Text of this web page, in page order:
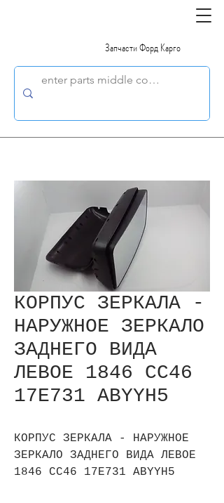
Запчасти Форд Карго
КОРПУС ЗЕРКАЛА -
НАРУЖНОЕ ЗЕРКАЛО
ЗАДНЕГО ВИДА
ЛЕВОЕ 1846 CC46
17E731 ABYYH5
КОРПУС ЗЕРКАЛА - НАРУЖНОЕ
ЗЕРКАЛО ЗАДНЕГО ВИДА ЛЕВОЕ
1846 CC46 17E731 ABYYH5